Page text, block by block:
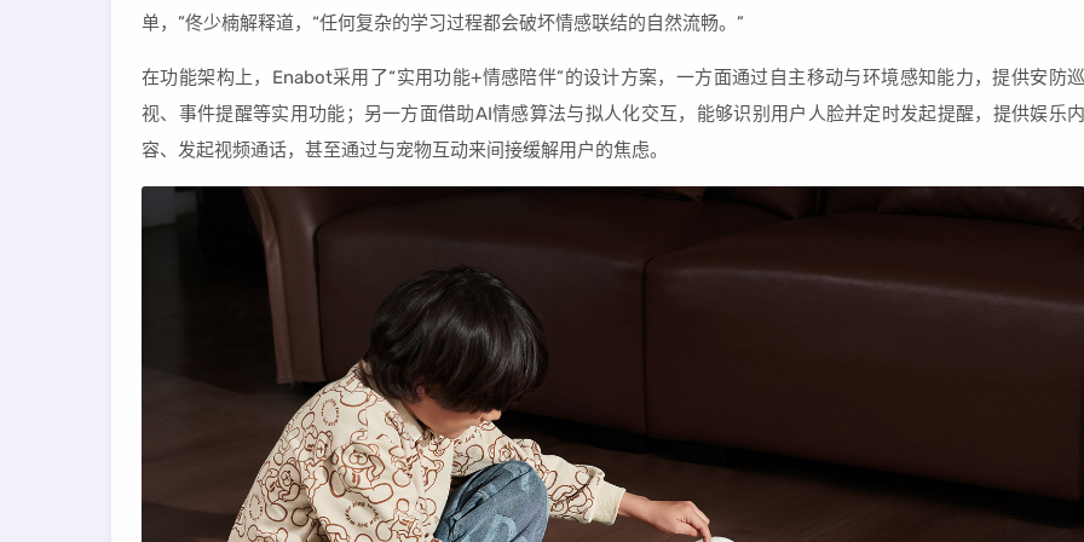
单，”佟少楠解释道，“任何复杂的学习过程都会破坏情感联结的自然流畅。”
在功能架构上，Enabot采用了“实用功能+情感陪伴”的设计方案，一方面通过自主移动与环境感知能力，提供安防巡
视、事件提醒等实用功能；另一方面借助AI情感算法与拟人化交互，能够识别用户人脸并定时发起提醒，提供娱乐内
容、发起视频通话，甚至通过与宠物互动来间接缓解用户的焦虑。